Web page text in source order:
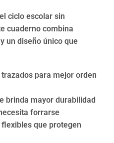
ciclo escolar sin
cuaderno combina
un diseño único que
para mejor orden
brinda mayor durabilidad
forrarse
que protegen